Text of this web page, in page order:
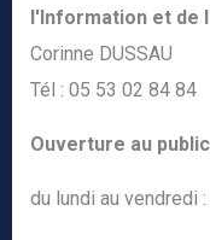
l'Information et de
Corinne DUSSAU
Tél : 05 53 02
Ouverture au
du lundi au vendredi